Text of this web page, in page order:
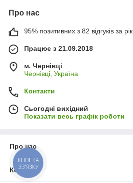
Про нас
95% позитивних з 82 відгуків за рік
Працює з 21.09.2018
м. Чернівці
Чернівці, Україна
Контакти
Сьогодні вихідний
Показати весь графік роботи
Про нас
Контакти
КНОПКА
ЗВ'ЯЗКУ